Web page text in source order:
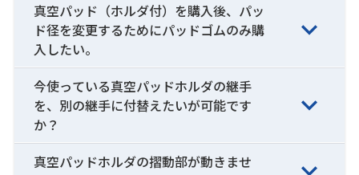
真空パッド（ホルダ付）を購入後、パッ
ド径を変更するためにパッドゴムのみ購
入したい。
今使っている真空パッドホルダの継手
を、別の継手に付替えたいが可能です
か？
真空パッドホルダの摺動部が動きませ